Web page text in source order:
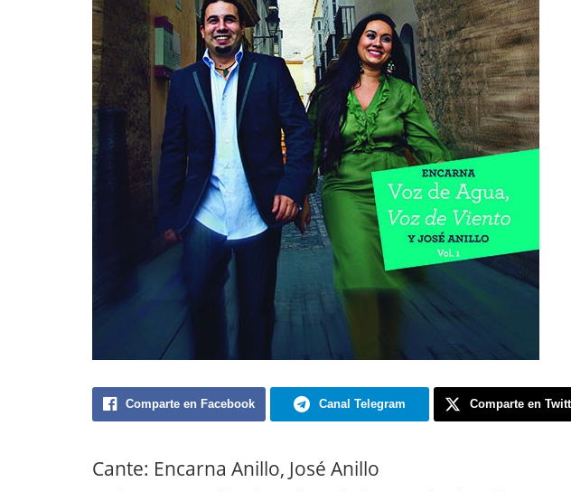
Comparte en Facebook Canal Telegram Comparte en
Cante: Encarna Anillo, José Anillo